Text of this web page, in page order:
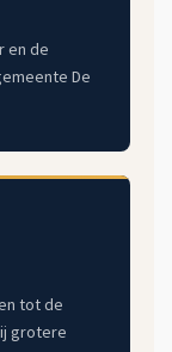
en de
De
tot de
grotere